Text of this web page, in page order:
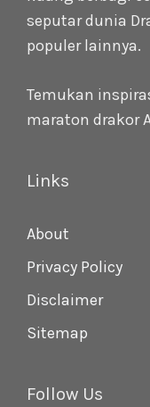
seputar dunia
populer lainnya.
Temukan
maraton drakor
Links
About
Privacy Policy
Disclaimer
Sitemap
Follow Us